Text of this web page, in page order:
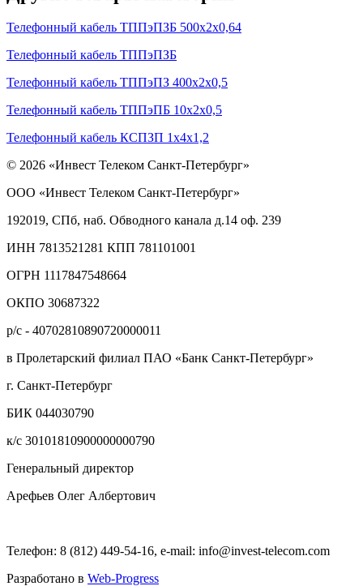
Телефонный кабель ТППэПЗБ 500х2х0,64
Телефонный кабель ТППэПЗБ
Телефонный кабель ТППэПЗ 400х2х0,5
Телефонный кабель ТППэПБ 10х2х0,5
Телефонный кабель КСПЗП 1х4х1,2
© 2026 «Инвест Телеком Санкт-Петербург»
ООО «Инвест Телеком Санкт-Петербург»
192019, СПб, наб. Обводного канала д.14 оф. 239
ИНН 7813521281 КПП 781101001
ОГРН 1117847548664
ОКПО 30687322
р/с - 40702810890720000011
в Пролетарский филиал ПАО «Банк Санкт-Петербург»
г. Санкт-Петербург
БИК 044030790
к/с 30101810900000000790
Генеральный директор
Арефьев Олег Албертович
Телефон: 8 (812) 449-54-16, e-mail: info@invest-telecom.com
Разработано в Web-Progress